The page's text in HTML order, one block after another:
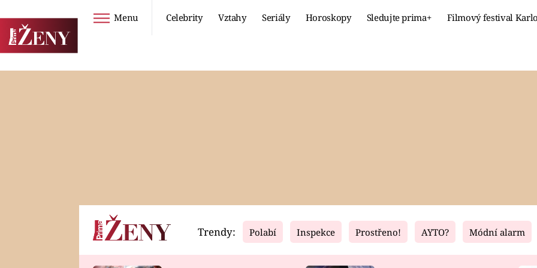
Menu Celebrity Vztahy Seriály Horoskopy Sledujte prima+ Filmový festival
Horoskopy Video Fresh Living
Trendy: Polabí Inspekce Prostřeno! AYTO? Módní alarm